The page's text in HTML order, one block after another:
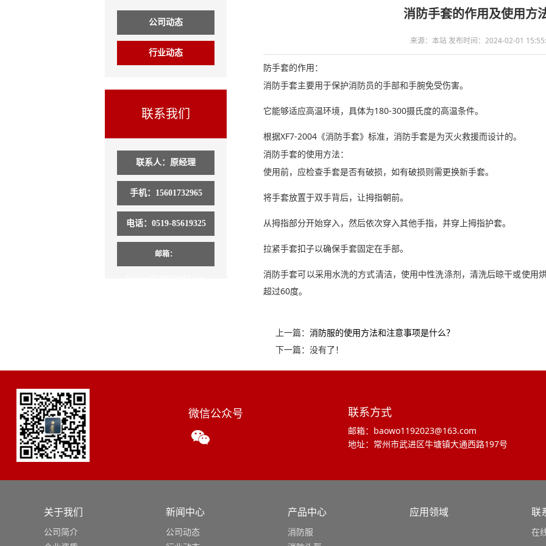
公司动态
行业动态
联系我们
联系人：原经理
手机：15601732965
电话：0519-85619325
邮箱：
消防手套的作用及使用方
来源：本站 发布时间：2024-02-01
防手套的作用：
消防手套主要用于保护消防员的手部和手腕免受伤害。
它能够适应高温环境，具体为180-300摄氏度的高温条件。
根据XF7-2004《消防手套》标准，消防手套是为灭火救援而设计的。
消防手套的使用方法：
使用前，应检查手套是否有破损，如有破损则需更换新手套。
将手套放置于双手背后，让拇指朝前。
从拇指部分开始穿入，然后依次穿入其他手指，并穿上拇指护套。
拉紧手套扣子以确保手套固定在手部。
消防手套可以采用水洗的方式清洁，使用中性洗涤剂，清洗后晾干或使用
超过60度。
上一篇： 消防服的使用方法和注意事项是什么？
下一篇：没有了！
微信公众号 联系方式
邮箱：baowo1192023@163.com
地址：常州市武进区牛塘镇大通西路197号
关于我们
公司简介
新闻中心
公司动态
产品中心
消防服
应用领域 联
在